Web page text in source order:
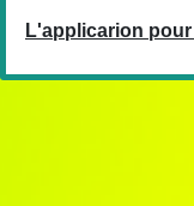
L'applicarion